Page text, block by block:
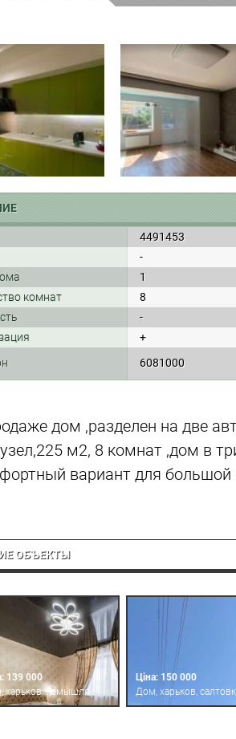
4491453
-
1
комнат
8
-
+
6081000
дом ,разделен на две
м2, 8 комнат ,дом в
вариант для большой
ОБЪЕКТЫ
139 000
харьков, немышля
Ціна: 150 000
Дом, харьков,